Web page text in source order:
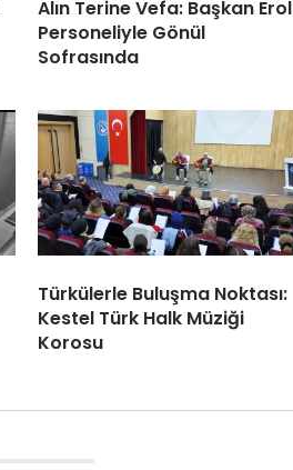
Alın Terine Vefa: Başkan Erol
Personeliyle Gönül
Sofrasında
Türkülerle Buluşma Noktası:
Kestel Türk Halk Müziği
Korosu